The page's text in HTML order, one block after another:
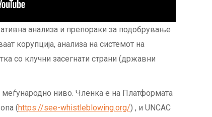
анализа и препораки за подобрување
корупција, анализа на системот на
со клучни засегнати страни (државни
ниво. Членка е на Платформата
(https://see-whistleblowing.org/) , и UNCAC